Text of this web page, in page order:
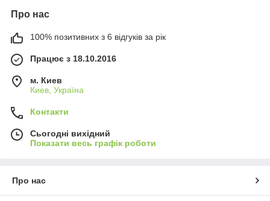
²За пошкоджений незастрахований вантаж компанія
Про нас
100% позитивних з 6 відгуків за рік
Працює з 18.10.2016
м. Киев
Киев, Україна
Контакти
Сьогодні вихідний
Показати весь графік роботи
Про нас